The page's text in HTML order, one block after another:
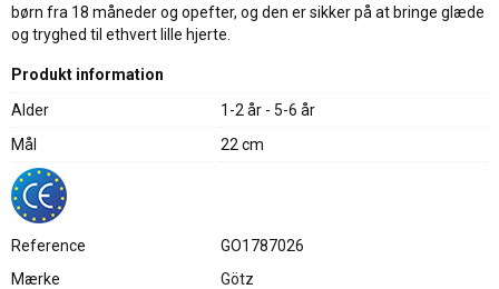
børn fra 18 måneder og opefter, og den er sikker på at bringe glæde
og tryghed til ethvert lille hjerte.
Produkt information
Alder
1-2 år - 5-6 år
Mål
22 cm
Reference
GO1787026
Mærke
Götz